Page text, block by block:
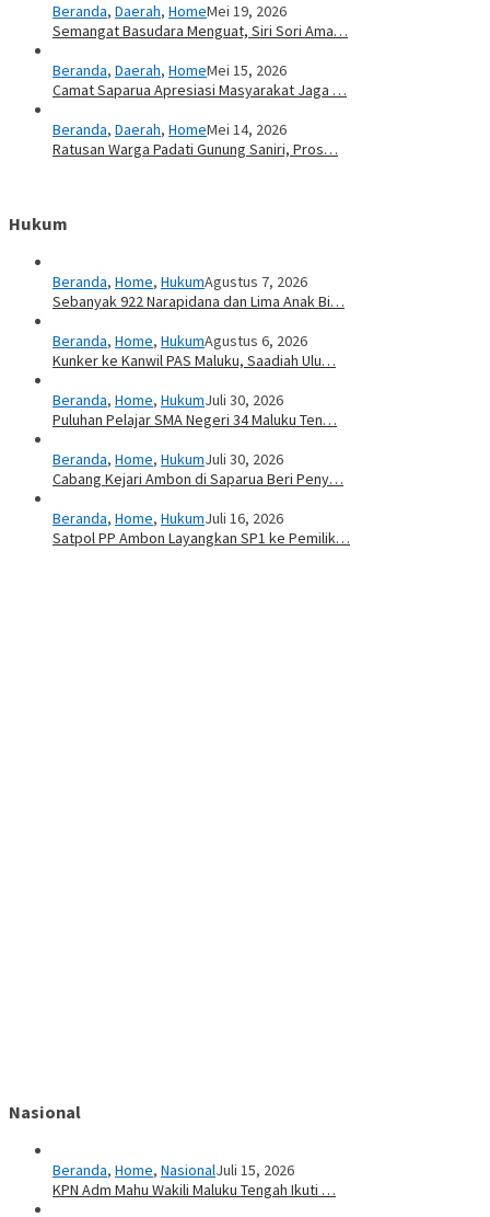
Beranda, Daerah, HomeMei 19, 2026
Semangat Basudara Menguat, Siri Sori Ama…
Beranda, Daerah, HomeMei 15, 2026
Camat Saparua Apresiasi Masyarakat Jaga …
Beranda, Daerah, HomeMei 14, 2026
Ratusan Warga Padati Gunung Saniri, Pros…
Hukum
Beranda, Home, HukumAgustus 7, 2026
Sebanyak 922 Narapidana dan Lima Anak Bi…
Beranda, Home, HukumAgustus 6, 2026
Kunker ke Kanwil PAS Maluku, Saadiah Ulu…
Beranda, Home, HukumJuli 30, 2026
Puluhan Pelajar SMA Negeri 34 Maluku Ten…
Beranda, Home, HukumJuli 30, 2026
Cabang Kejari Ambon di Saparua Beri Peny…
Beranda, Home, HukumJuli 16, 2026
Satpol PP Ambon Layangkan SP1 ke Pemilik…
Nasional
Beranda, Home, NasionalJuli 15, 2026
KPN Adm Mahu Wakili Maluku Tengah Ikuti …